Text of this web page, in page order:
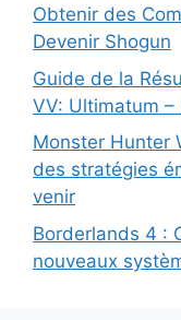
Obtenir des
Devenir Shogun
Guide de la
VV: Ultimatum
Monster Hunter
des stratégies
venir
Borderlands 4 :
nouveaux